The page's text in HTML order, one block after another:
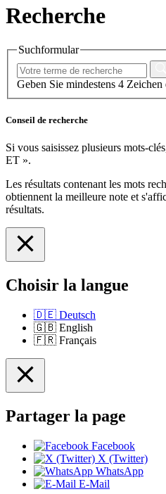
Recherche
Suchformular
Geben Sie mindestens 4
Conseil de recherche
Si vous saisissez plusieurs mots-
ET ».
Les résultats contenant les mots
obtiennent la meilleure note et
résultats.
Choisir la langue
🇩🇪 Deutsch
🇬🇧 English
🇫🇷 Français
Partager la page
Facebook
X (Twitter)
WhatsApp
E-Mail